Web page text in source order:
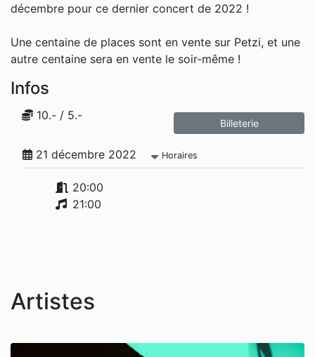
décembre pour ce dernier concert de 2022 !
Une centaine de places sont en vente sur Petzi, et une
autre centaine sera en vente le soir-même !
Infos
10.- / 5.-
Billeterie
21 décembre 2022 Horaires
20:00
21:00
Artistes